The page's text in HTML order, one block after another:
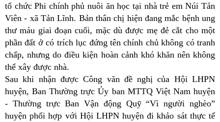
tổ chức Phi chính phủ nuôi ăn học tại nhà trẻ em Núi Tản
Viên - xã Tản Lĩnh. Bản thân chị hiện đang mắc bệnh ung
thư máu giai đoạn cuối, mặc dù được mẹ đẻ cắt cho một
phần đất ở có trích lục đứng tên chính chủ không có tranh
chấp, nhưng do điều kiện hoàn cảnh khó khăn nên không
thể xây được nhà.
Sau khi nhận được Công văn đề nghị của Hội LHPN
huyện, Ban Thường trực Ủy ban MTTQ Việt Nam huyện
- Thường trực Ban Vận động Quỹ “Vì người nghèo”
huyện phối hợp với Hội LHPN huyện đi khảo sát thực tế